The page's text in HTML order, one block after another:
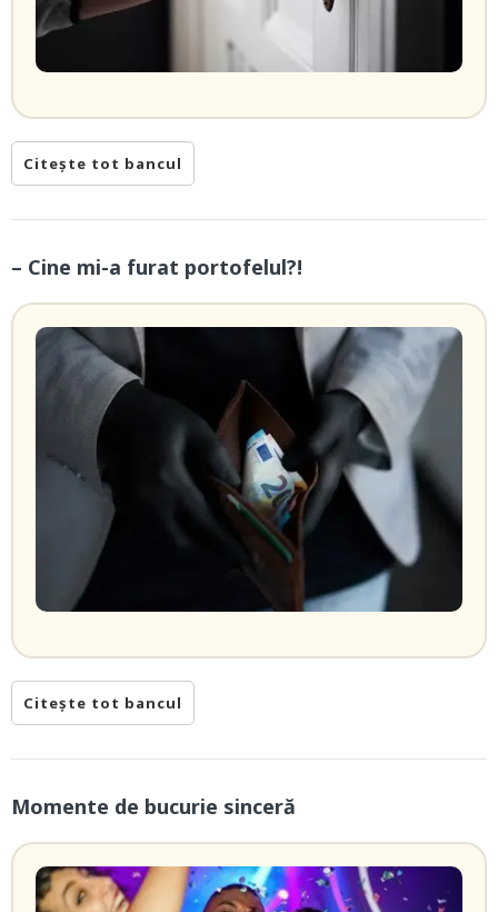
Citește tot bancul
– Cine mi-a furat portofelul?!
Citește tot bancul
Momente de bucurie sinceră